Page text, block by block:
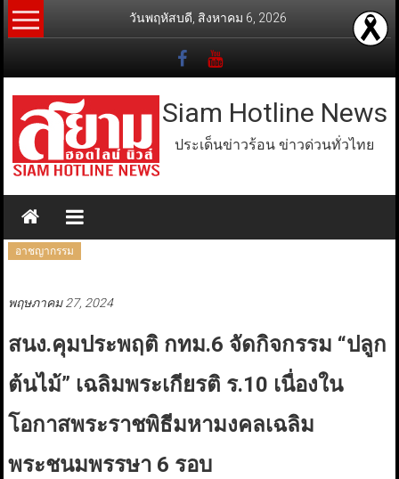
Skip
to
วันพฤหัสบดี, สิงหาคม 6, 2026
Siam Hotline News
ประเด็นข่าวร้อน ข่าวด่วนทั่วไทย
อาชญากรรม
พฤษภาคม 27, 2024
สนง.คุมประพฤติ กทม.6 จัดกิจกรรม “ปลูก
ต้นไม้” เฉลิมพระเกียรติ ร.10 เนื่องใน
โอกาสพระราชพิธีมหามงคลเฉลิม
พระชนมพรรษา 6 รอบ